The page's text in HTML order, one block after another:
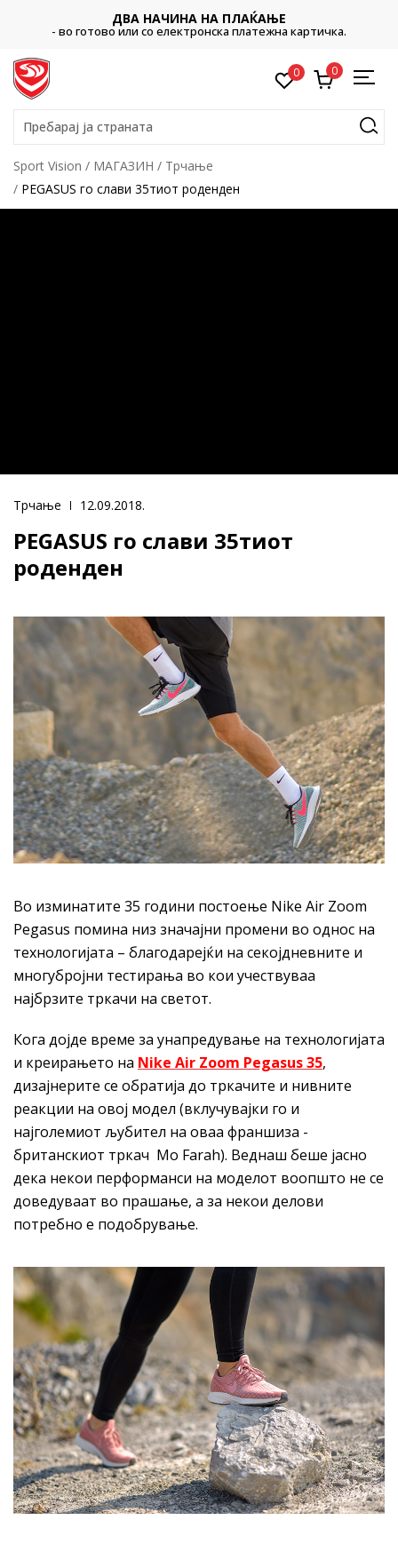
ДВА НАЧИНА НА ПЛАЌАЊЕ
- во готово или со електронска платежна картичка.
0 0
Пребарај ја страната
Sport Vision МАГАЗИН
Трчање
PEGASUS го слави 35тиот роденден
Трчање 12.09.2018.
PEGASUS го слави 35тиот
роденден
Во изминатите 35 години постоење Nike Air Zoom
Pegasus помина низ значајни промени во однос на
технологијата – благодарејќи на секојдневните и
многубројни тестирања во кои учествуваа
најбрзите тркачи на светот.
Кога дојде време за унапредување на технологијата
и креирањето на Nike Air Zoom Pegasus 35,
дизајнерите се обратија до тркачите и нивните
реакции на овој модел (вклучувајки го и
најголемиот љубител на оваа франшиза -
британскиот тркач Mo Farah). Веднаш беше јасно
дека некои перформанси на моделот воопшто не се
доведуваат во прашање, а за некои делови
потребно е подобрување.